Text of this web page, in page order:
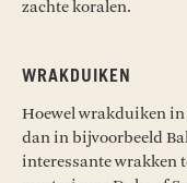
zachte koralen.
WRAKDUIKEN
Hoewel wrakduiken
dan in bijvoorbeeld
interessante wrakken